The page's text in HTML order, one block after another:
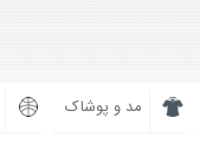
مد و پوشاک